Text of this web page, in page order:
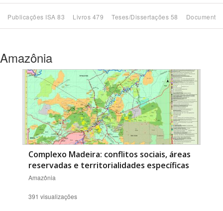
Subtema
Área de Levantamento
Área Protegida
BUSCAR
Publicações ISA 83 Livros 479 Teses/Dissertações 58
Amazônia
Complexo Madeira: conflitos sociais, áreas
reservadas e territorialidades específicas
Amazônia
391 visualizações